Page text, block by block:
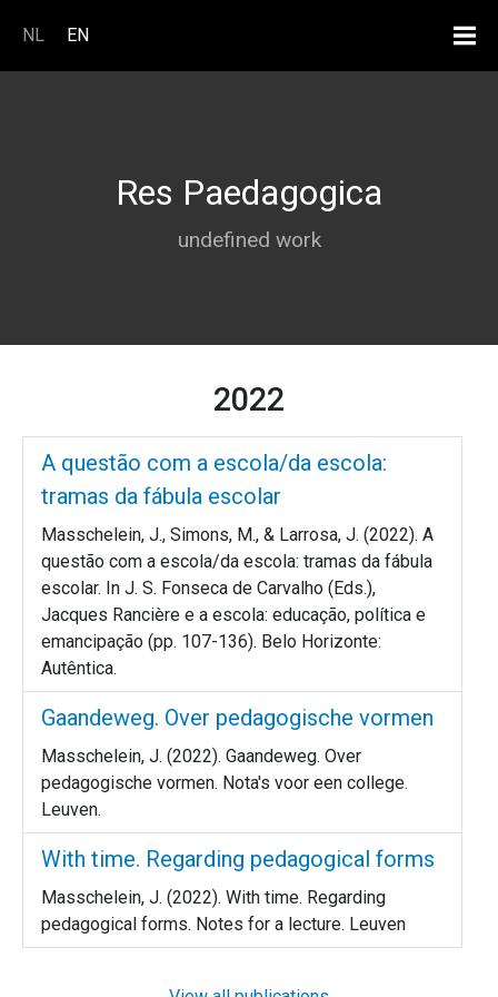
NL
EN
Res Paedagogica
undefined work
2022
A questão com a escola/da escola:
tramas da fábula escolar
Masschelein, J., Simons, M., & Larrosa, J. (2022). A
questão com a escola/da escola: tramas da fábula
escolar. In J. S. Fonseca de Carvalho (Eds.),
Jacques Rancière e a escola: educação, política e
emancipação (pp. 107-136). Belo Horizonte:
Autêntica.
Gaandeweg. Over pedagogische vormen
Masschelein, J. (2022). Gaandeweg. Over
pedagogische vormen. Nota's voor een college.
Leuven.
With time. Regarding pedagogical forms
Masschelein, J. (2022). With time. Regarding
pedagogical forms. Notes for a lecture. Leuven